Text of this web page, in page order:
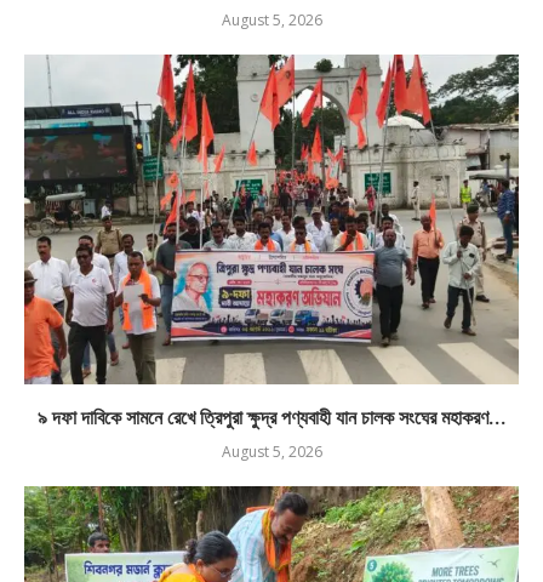
August 5, 2026
৯ দফা দাবিকে সামনে রেখে ত্রিপুরা ক্ষুদ্র পণ্যবাহী যান চালক সংঘের মহাকরণ...
August 5, 2026